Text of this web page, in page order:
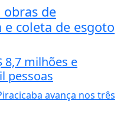
obras de
coleta de esgoto
milhões e
pessoas